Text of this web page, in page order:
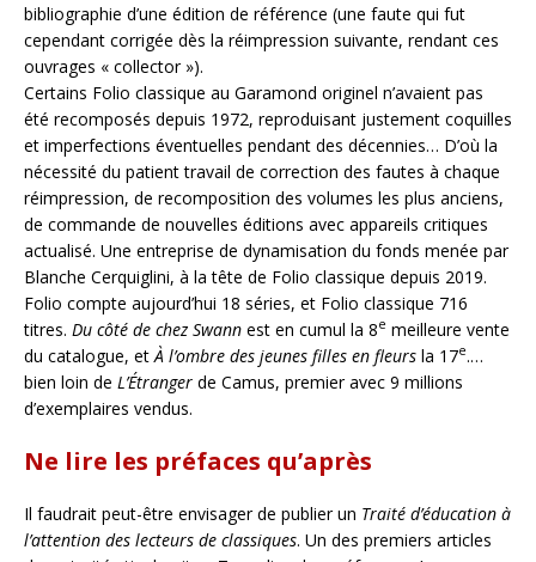
bibliographie d’une édition de référence (une faute qui fut
cependant corrigée dès la réimpression suivante, rendant ces
ouvrages « collector »).
Certains Folio classique au Garamond originel n’avaient pas
été recomposés depuis 1972, reproduisant justement coquilles
et imperfections éventuelles pendant des décennies… D’où la
nécessité du patient travail de correction des fautes à chaque
réimpression, de recomposition des volumes les plus anciens,
de commande de nouvelles éditions avec appareils critiques
actualisé. Une entreprise de dynamisation du fonds menée par
Blanche Cerquiglini, à la tête de Folio classique depuis 2019.
Folio compte aujourd’hui 18 séries, et Folio classique 716
titres. Du côté de chez Swann est en cumul la 8e meilleure vente
du catalogue, etÀ l’ombre des jeunes filles en fleurs la 17e.…
bien loin de L’Étranger de Camus, premier avec 9 millions
d’exemplaires vendus.
Ne lire les préfaces qu’après
Il faudrait peut-être envisager de publier un Traité d’éducation à
l’attention des lecteurs de classiques. Un des premiers articles